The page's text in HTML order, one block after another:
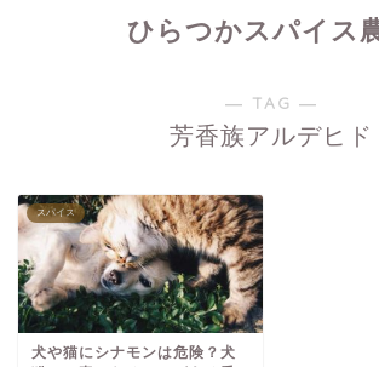
ひらつかスパイス
― TAG ―
芳香族アルデヒド
スパイス
犬や猫にシナモンは危険？犬